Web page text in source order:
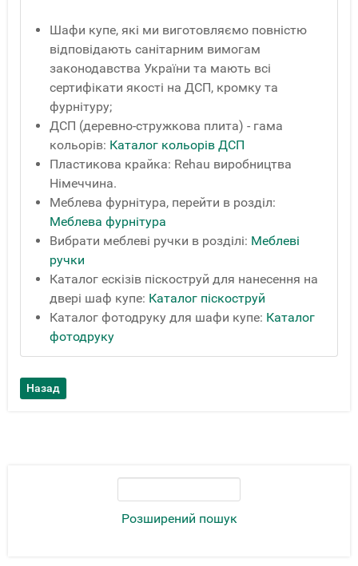
Розширений пошук
Шафи купе, які ми виготовляємо повністю
відповідають санітарним вимогам
законодавства України та мають всі
сертифікати якості на ДСП, кромку та
фурнітуру;
ДСП (деревно-стружкова плита) - гама
кольорів: Каталог кольорів ДСП
Пластикова крайка: Rehau виробництва
Німеччина.
Меблева фурнітура, перейти в розділ:
Меблева фурнітура
Вибрати меблеві ручки в розділі: Меблеві
ручки
Каталог ескізів піскоструй для нанесення на
двері шаф купе: Каталог піскоструй
Каталог фотодруку для шафи купе: Каталог
фотодруку